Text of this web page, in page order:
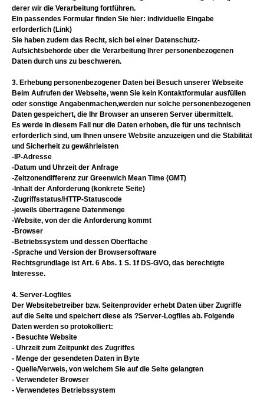
derer wir die Verarbeitung fortführen.
Ein passendes Formular finden Sie hier: individuelle Eingabe
erforderlich (Link)
Sie haben zudem das Recht, sich bei einer Datenschutz-
Aufsichtsbehörde über die Verarbeitung Ihrer personenbezogenen
Daten durch uns zu beschweren.
3. Erhebung personenbezogener Daten bei Besuch unserer Webseite
Beim Aufrufen der Webseite, wenn Sie kein Kontaktformular ausfüllen
oder sonstige Angabenmachen,werden nur solche personenbezogenen
Daten gespeichert, die Ihr Browser an unseren Server übermittelt.
Es werde in diesem Fall nur die Daten erhoben, die für uns technisch
erforderlich sind, um Ihnen unsere Website anzuzeigen und die Stabilität
und Sicherheit zu gewährleisten
-IP-Adresse
-Datum und Uhrzeit der Anfrage
-Zeitzonendifferenz zur Greenwich Mean Time (GMT)
-Inhalt der Anforderung (konkrete Seite)
-Zugriffsstatus/HTTP-Statuscode
-jeweils übertragene Datenmenge
-Website, von der die Anforderung kommt
-Browser
-Betriebssystem und dessen Oberfläche
-Sprache und Version der Browsersoftware
Rechtsgrundlage ist Art. 6 Abs. 1 S. 1f DS-GVO, das berechtigte
Interesse.
4. Server-Logfiles
Der Websitebetreiber bzw. Seitenprovider erhebt Daten über Zugriffe
auf die Seite und speichert diese als ?Server-Logfiles ab. Folgende
Daten werden so protokolliert:
- Besuchte Website
- Uhrzeit zum Zeitpunkt des Zugriffes
- Menge der gesendeten Daten in Byte
- Quelle/Verweis, von welchem Sie auf die Seite gelangten
- Verwendeter Browser
- Verwendetes Betriebssystem